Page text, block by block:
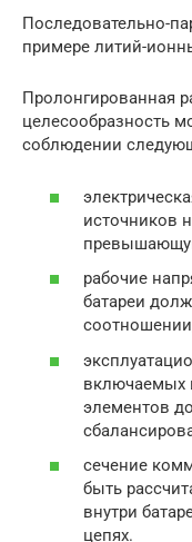
Последовательно-
примере литий-
Пролонгированная
целесообразность
соблюдении
источников
рабочие
батареи
включаемых
элементов
сечение
быть
внутри
цепях.